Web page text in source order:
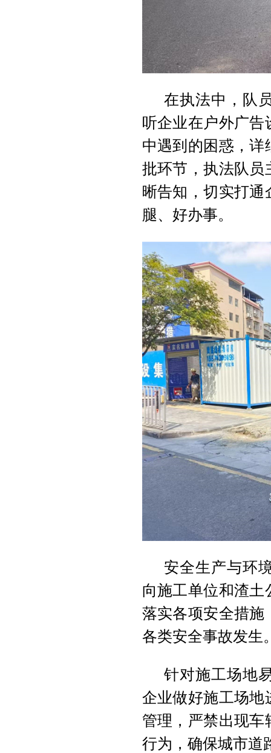
在执法中，队
听企业在户外广
中遇到的困惑，
批环节，执法队员
晰告知，切实打
腿、好办事。
安全生产与环
向施工单位和渣
落实各项安全措施
各类安全事故发生
针对施工场地
企业做好施工场地
管理，严禁出现车
行为，确保城市道